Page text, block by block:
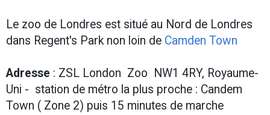
Le zoo de Londres est situé au Nord de Londres
dans Regent's Park non loin de Camden Town
Adresse : ZSL London Zoo NW1 4RY, Royaume-
Uni - station de métro la plus proche : Candem
Town ( Zone 2) puis 15 minutes de marche